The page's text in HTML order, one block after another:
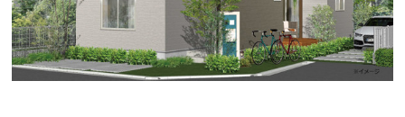
家づくりのスケジュール